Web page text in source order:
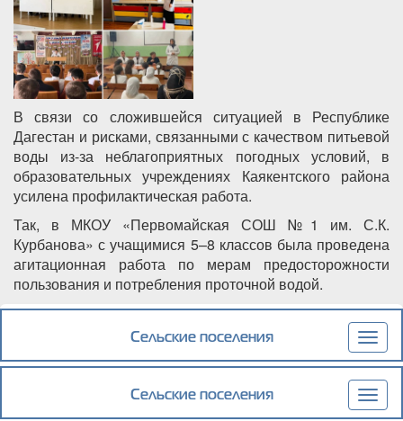
В связи со сложившейся ситуацией в Республике
Дагестан и рисками, связанными с качеством питьевой
воды из-за неблагоприятных погодных условий, в
образовательных учреждениях Каякентского района
усилена профилактическая работа.
Так, в МКОУ «Первомайская СОШ №1 им. С.К.
Курбанова» с учащимися 5–8 классов была проведена
агитационная работа по мерам предосторожности
пользования и потребления проточной водой.
Подробнеео В образовательных организациях
Каякентского района проходят
обеспечению безопасности здоровья детей
Сельские поселения
Сельские поселения